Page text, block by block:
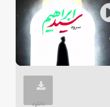
Play
Video
دانلود